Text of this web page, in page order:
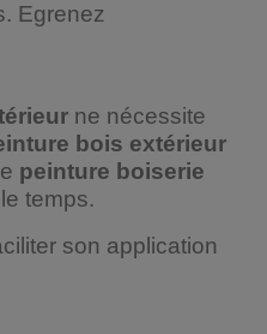
Egrenez
ne nécessite
bois extérieur
peinture boiserie
temps.
son application